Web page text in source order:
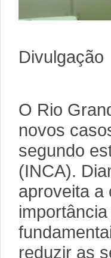
Divulgação
O Rio
novos
segundo
(INCA).
aproveita a
reduzir as